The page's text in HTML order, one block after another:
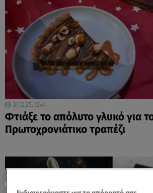
31.12.25, 12:41
Φτιάξε το απόλυτο γλυκό για
Πρωτοχρονιάτικο τραπέζι